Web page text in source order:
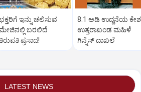
ಇನ್ನು ಚಲಿಸುವ
ಬರಲಿದೆ
ಪ್ರಸಾದ!
8.1 ಅಡಿ ಉದ್ದನೆಯ
ಉತ್ತರಾಖಂಡ ಮಹಿಳೆ
ಗಿನ್ನೆಸ್‌ ದಾಖಲೆ
LATEST NEWS